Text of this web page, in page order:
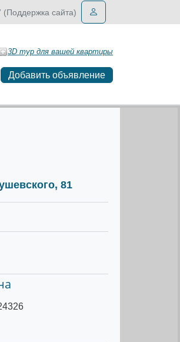
(Поддержка сайта)
3D тур для вашей квартиры
Добавить объявление
81